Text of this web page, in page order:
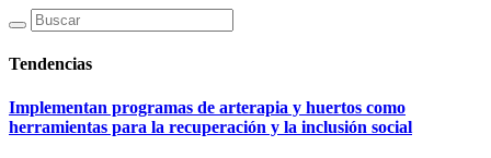
Tendencias
Implementan programas de arterapia y huertos como
herramientas para la recuperación y la inclusión social